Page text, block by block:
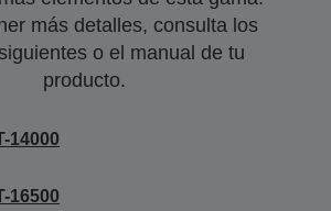
más detalles, consulta los
o el manual de tu
producto.
14000
16500